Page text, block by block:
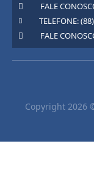
FALE
TELEFONE:
FALE
Copyright 2026